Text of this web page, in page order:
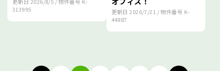
更新日 2026/8/5 / 物件番号 K-
313995
更新日2026/7/21 / 物件番号 K-
44887